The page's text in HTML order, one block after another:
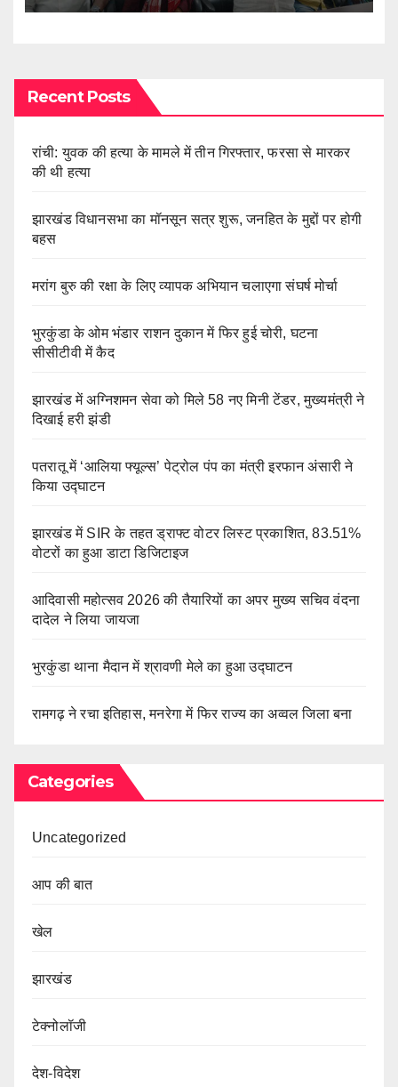
Recent Posts
रांची: युवक की हत्या के मामले में तीन गिरफ्तार, फरसा से मारकर
की थी हत्या
झारखंड विधानसभा का मॉनसून सत्र शुरू, जनहित के मुद्दों पर होगी
बहस
मरांग बुरु की रक्षा के लिए व्यापक अभियान चलाएगा संघर्ष मोर्चा
भुरकुंडा के ओम भंडार राशन दुकान में फिर हुई चोरी, घटना
सीसीटीवी में कैद
झारखंड में अग्निशमन सेवा को मिले 58 नए मिनी टेंडर, मुख्यमंत्री ने
दिखाई हरी झंडी
पतरातू में ‘आलिया फ्यूल्स’ पेट्रोल पंप का मंत्री इरफान अंसारी ने
किया उद्घाटन
झारखंड में SIR के तहत ड्राफ्ट वोटर लिस्ट प्रकाशित, 83.51%
वोटरों का हुआ डाटा डिजिटाइज
आदिवासी महोत्सव 2026 की तैयारियों का अपर मुख्य सचिव वंदना
दादेल ने लिया जायजा
भुरकुंडा थाना मैदान में श्रावणी मेले का हुआ उद्घाटन
रामगढ़ ने रचा इतिहास, मनरेगा में फिर राज्य का अव्वल जिला बना
Categories
Uncategorized
आप की बात
खेल
झारखंड
टेक्नोलॉजी
देश-विदेश